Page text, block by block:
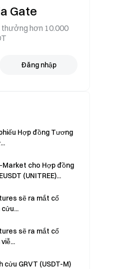
Gate
thưởng hơn 10.000
Đăng nhập
Hợp đồng Tương
Market cho Hợp đồng
(UNITREE)...
sẽ ra mắt cổ
sẽ ra mắt cổ
GRVT (USDT-M)